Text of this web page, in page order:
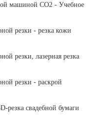
машиной CO2 - Учебное
резки - резка кожи
резки, лазерная резка
резки - раскрой
резка свадебной бумаги